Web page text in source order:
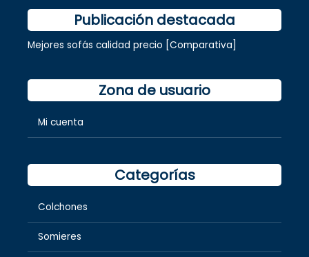
Publicación destacada
Mejores sofás calidad precio [Comparativa]
Zona de usuario
Mi cuenta
Categorías
Colchones
Somieres